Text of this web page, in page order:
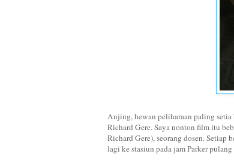
Anjing, hewan peliharaan paling
Richard Gere. Saya nonton film itu
Richard Gere), seorang dosen. Setiap
lagi ke stasiun pada jam Parker